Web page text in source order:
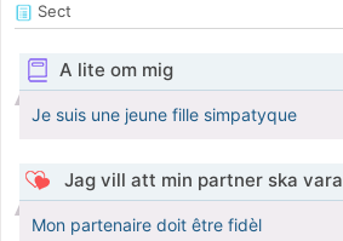
Sect
A lite om mig
Je suis une jeune fille simpatyque
Jag vill att min partner ska vara
Mon partenaire doit être fidèl